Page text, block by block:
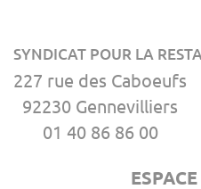
SYNDICAT POUR LA
227 rue des Caboeufs
92230 Gennevilliers
01 40 86 86 00